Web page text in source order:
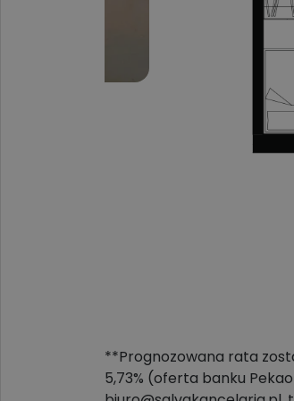
**Prognozowana rata
5,73% (oferta banku